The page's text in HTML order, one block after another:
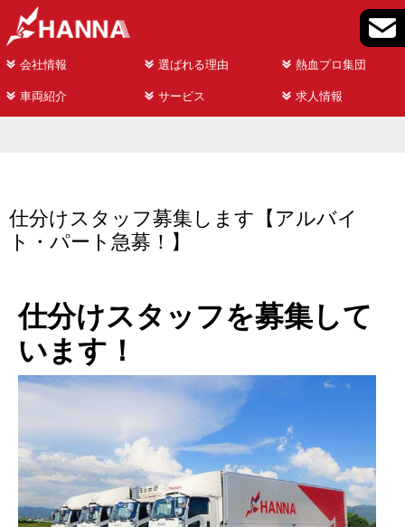
会社情報 選ばれる理由 熱血プロ集団
車両紹介 サービス 求人情報
仕分けスタッフ募集します【アルバイ
ト・パート急募！】
仕分けスタッフを募集して
います！